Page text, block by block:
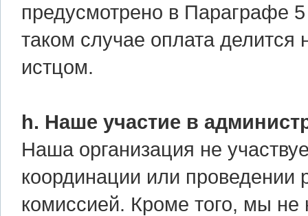
предусмотрено в Параграфе
таком случае оплата
истцом.
h. Наше участие в
Наша организация не
координации или проведении
комиссией. Кроме того, мы не